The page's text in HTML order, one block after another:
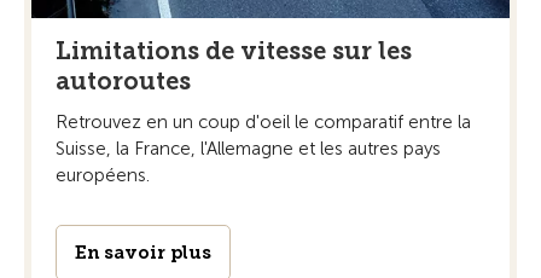
Limitations de vitesse sur les
autoroutes
Retrouvez en un coup d'oeil le comparatif entre la
Suisse, la France, l'Allemagne et les autres pays
européens.
En savoir plus